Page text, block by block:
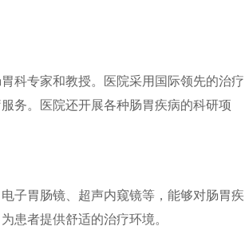
科专家和教授。医院采用国际领先的治疗
务。医院还开展各种肠胃疾病的科研项
子胃肠镜、超声内窥镜等，能够对肠胃疾
患者提供舒适的治疗环境。